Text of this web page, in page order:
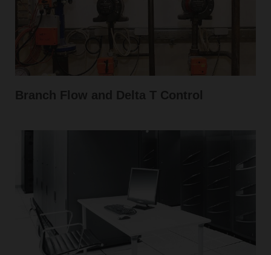
Branch Flow and Delta T Control